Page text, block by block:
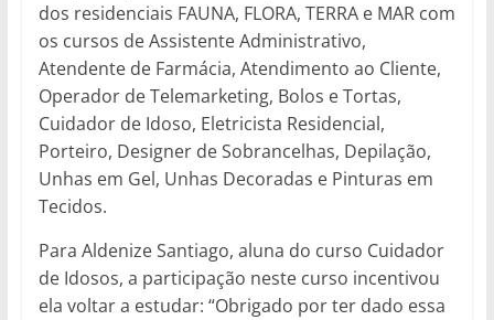
dos residenciais FAUNA, FLORA, TERRA e MAR com
os cursos de Assistente Administrativo,
Atendente de Farmácia, Atendimento ao Cliente,
Operador de Telemarketing, Bolos e Tortas,
Cuidador de Idoso, Eletricista Residencial,
Porteiro, Designer de Sobrancelhas, Depilação,
Unhas em Gel, Unhas Decoradas e Pinturas em
Tecidos.
Para Aldenize Santiago, aluna do curso Cuidador
de Idosos, a participação neste curso incentivou
ela voltar a estudar: “Obrigado por ter dado essa